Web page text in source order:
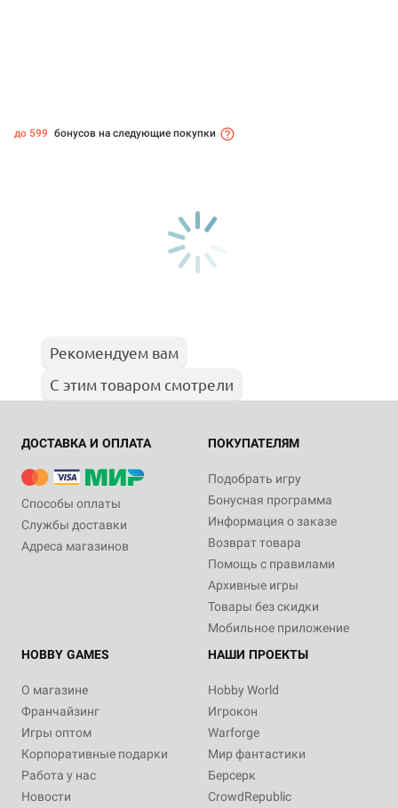
до 599 бонусов на следующие покупки
Рекомендуем вам
С этим товаром смотрели
ДОСТАВКА И ОПЛАТА
Способы оплаты
Службы доставки
Адреса магазинов
ПОКУПАТЕЛЯМ
Подобрать игру
Бонусная программа
Информация о заказе
Возврат товара
Помощь с правилами
Архивные игры
Товары без скидки
Мобильное приложение
HOBBY GAMES
О магазине
Франчайзинг
Игры оптом
Корпоративные подарки
Работа у нас
Новости
НАШИ ПРОЕКТЫ
Hobby World
Игрокон
Warforge
Мир фантастики
Берсерк
CrowdRepublic